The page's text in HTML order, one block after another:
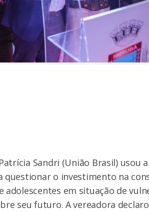
Sandri (União Brasil) usou
questionar o investimento na
adolescentes em situação de
seu futuro. A vereadora